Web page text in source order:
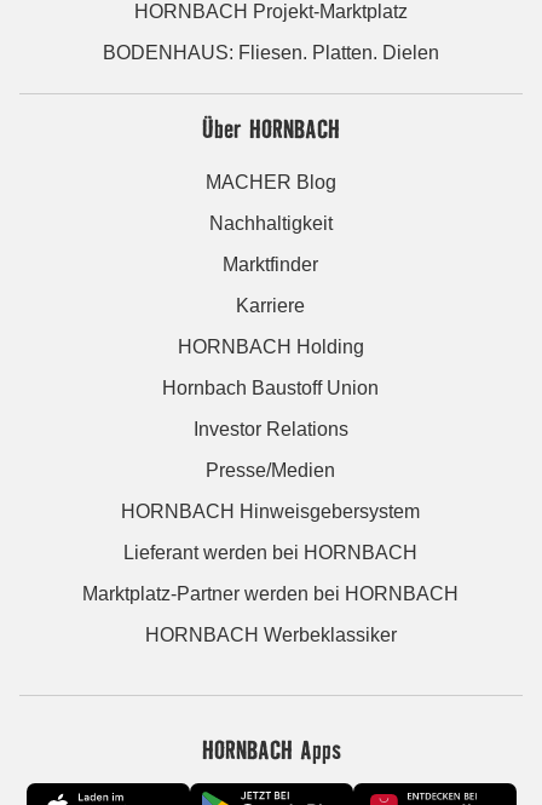
HORNBACH Projekt-Marktplatz
BODENHAUS: Fliesen. Platten. Dielen
Über HORNBACH
MACHER Blog
Nachhaltigkeit
Marktfinder
Karriere
HORNBACH Holding
Hornbach Baustoff Union
Investor Relations
Presse/Medien
HORNBACH Hinweisgebersystem
Lieferant werden bei HORNBACH
Marktplatz-Partner werden bei HORNBACH
HORNBACH Werbeklassiker
HORNBACH Apps